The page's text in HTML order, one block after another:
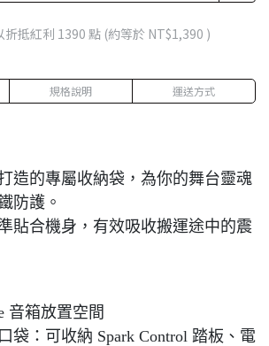
折抵紅利 1390 點 (約等於 NT$1,390 )
規格說明 運送方式
造的專屬收納袋，為你的舞台靈魂
防護。
貼合機身，有效吸收搬運途中的震
音箱放置空間
袋：可收納 Spark Control 踏板、電